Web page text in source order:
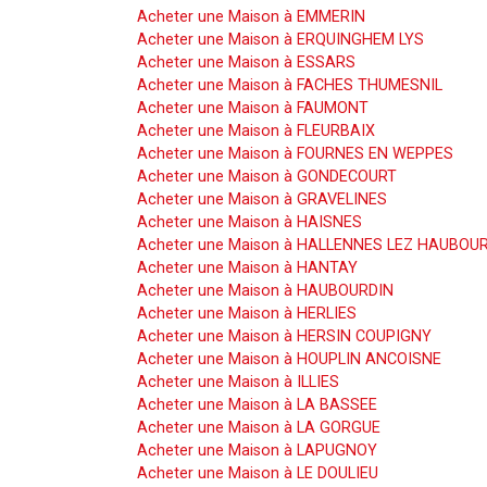
Acheter une Maison à EMMERIN
Acheter une Maison à ERQUINGHEM LYS
Acheter une Maison à ESSARS
Acheter une Maison à FACHES THUMESNIL
Acheter une Maison à FAUMONT
Acheter une Maison à FLEURBAIX
Acheter une Maison à FOURNES EN WEPPES
Acheter une Maison à GONDECOURT
Acheter une Maison à GRAVELINES
Acheter une Maison à HAISNES
Acheter une Maison à HALLENNES LEZ
Acheter une Maison à HANTAY
Acheter une Maison à HAUBOURDIN
Acheter une Maison à HERLIES
Acheter une Maison à HERSIN COUPIGNY
Acheter une Maison à HOUPLIN ANCOISNE
Acheter une Maison à ILLIES
Acheter une Maison à LA BASSEE
Acheter une Maison à LA GORGUE
Acheter une Maison à LAPUGNOY
Acheter une Maison à LE DOULIEU